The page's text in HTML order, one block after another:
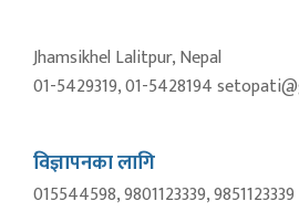
Jhamsikhel Lalitpur, Nepal
01-5429319, 01-5428194
विज्ञापनका लागि
015544598, 9801123339, 9851123339